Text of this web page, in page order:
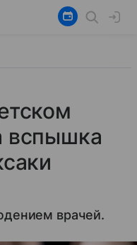
вспышка
врачей.